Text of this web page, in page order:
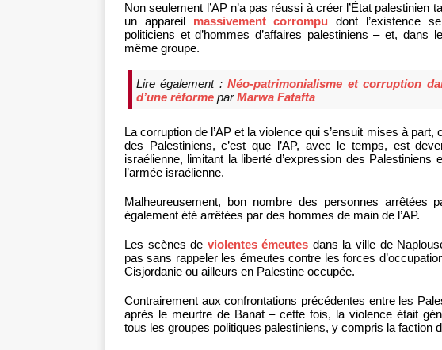
Non seulement l’AP n’a pas réussi à créer l’État palestinien
un appareil massivement corrompu dont l’existence
politiciens et d’hommes d’affaires palestiniens – et, dans
même groupe.
Lire également :Néo-patrimonialisme et corruption
d’une réforme parMarwa Fatafta
La corruption de l’AP et la violence qui s’ensuit mises à
des Palestiniens, c’est que l’AP, avec le temps, est
israélienne, limitant la liberté d’expression des
l’armée israélienne.
Malheureusement, bon nombre des personnes arrêtées
également été arrêtées par des hommes de main de l’AP.
Les scènes de violentes émeutes dans la ville de
pas sans rappeler les émeutes contre les forces
Cisjordanie ou ailleurs en Palestine occupée.
Contrairement aux confrontations précédentes entre les
après le meurtre de Banat – cette fois, la violence était
tous les groupes politiques palestiniens, y compris la faction